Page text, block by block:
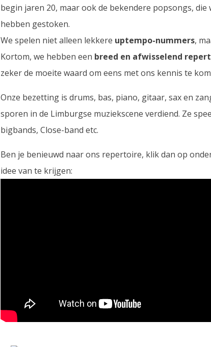
begin jaren 20, maar ook de bekendere popsongs, die
hebben gestoken.
We spelen niet alleen lekkere uptempo-nummers,
Kortom, we hebben een breed en afwisselend
zeker de moeite waard om eens met ons kennis te
Onze bezetting is drums, bas, piano, gitaar, sax en
sporen in de Limburgse muziekscene verdiend. Ze
bigbands, Close-band etc.
Ben je benieuwd naar ons repertoire, klik dan op
idee van te krijgen: